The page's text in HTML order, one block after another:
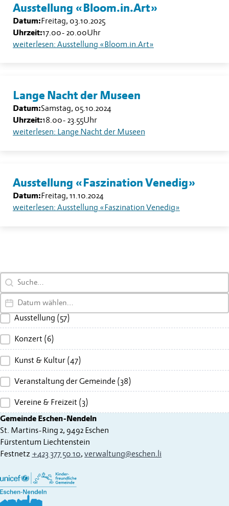
Ausstellung «Bloom.in.Art»
Datum:Freitag, 03.10.2025
Uhrzeit:17.00- 20.00Uhr
weiterlesen: Ausstellung «Bloom.in.Art»
Lange Nacht der Museen
Datum:Samstag, 05.10.2024
Uhrzeit:18.00- 23.55Uhr
weiterlesen: Lange Nacht der Museen
Ausstellung «Faszination Venedig»
Datum:Freitag, 11.10.2024
weiterlesen: Ausstellung «Faszination Venedig»
Search content
Date
Ausstellung (57)
Konzert (6)
Kunst & Kultur (47)
Veranstaltung der Gemeinde (38)
Vereine & Freizeit (3)
Gemeinde Eschen-Nendeln
St. Martins-Ring 2, 9492 Eschen
Fürstentum Liechtenstein
Festnetz +423 377 50 10, verwaltung@eschen.li